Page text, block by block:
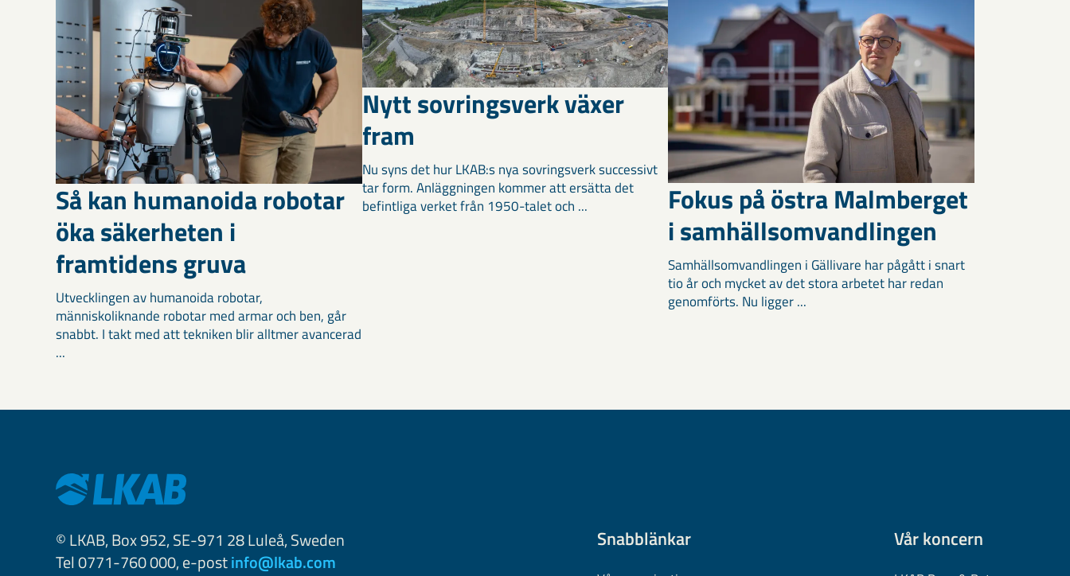
Så kan humanoida robotar
öka säkerheten i
framtidens gruva
Utvecklingen av humanoida robotar,
människoliknande robotar med armar och ben, går
snabbt. I takt med att tekniken blir alltmer avancerad
...
Nytt sovringsverk växer
fram
Nu syns det hur LKAB:s nya sovringsverk successivt
tar form. Anläggningen kommer att ersätta det
befintliga verket från 1950-talet och ...
Fokus på östra Malmberget
i samhällsomvandlingen
Samhällsomvandlingen i Gällivare har pågått i snart
tio år och mycket av det stora arbetet har redan
genomförts. Nu ligger ...
© LKAB, Box 952, SE-971 28 Luleå, Sweden
Tel 0771-760 000, e-postinfo@lkab.com
Snabblänkar Vår koncern